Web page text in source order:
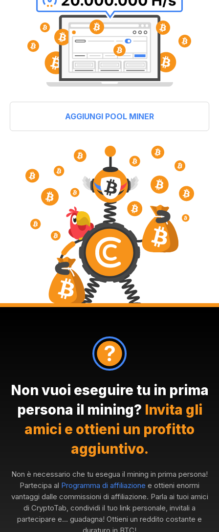
AGGIUNGI POOL MINER
Non vuoi eseguire tu in prima
persona il mining? Invita gli
amici e ottieni un profitto
aggiuntivo.
Non è necessario che tu esegua il mining in prima persona!
Partecipa al Programma di affiliazione e ottieni enormi
vantaggi dalle commissioni di affiliazione. Parla ai tuoi amici
di CryptoTab, condividi il tuo link personale, invitali a
partecipare e... guadagna! Ottieni un reddito costante e
duraturo in BTC!